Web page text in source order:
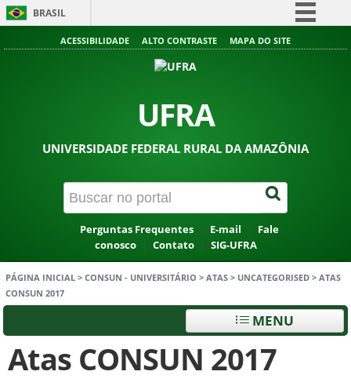
BRASIL
Simplifique!
Acesso à informação
ACESSIBILIDADE ALTO CONTRASTE MAPA DO SITE
UFRA
UNIVERSIDADE FEDERAL RURAL DA AMAZÔNIA
Perguntas Frequentes E-mail
Fale
conosco
Contato SIG-UFRA
PÁGINA INICIAL > CONSUN - UNIVERSITÁRIO > ATAS > UNCATEGORISED > ATAS
CONSUN 2017
MENU
Atas CONSUN 2017